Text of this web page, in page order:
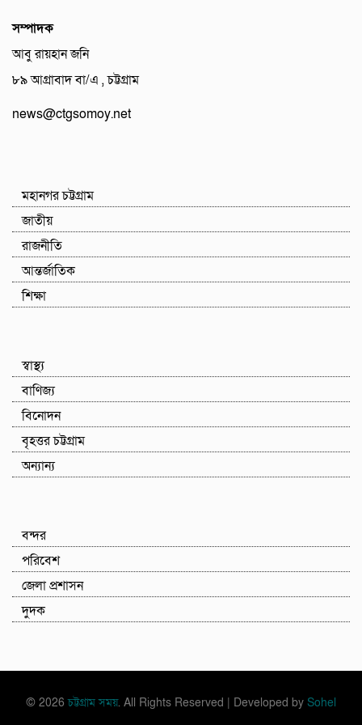
সম্পাদক
আবু রায়হান জনি
৮৯ আগ্রাবাদ বা/এ , চট্টগ্রাম
news@ctgsomoy.net
মহানগর চট্টগ্রাম
জাতীয়
রাজনীতি
আন্তর্জাতিক
শিক্ষা
স্বাস্থ্য
বাণিজ্য
বিনোদন
বৃহত্তর চট্টগ্রাম
অন্যান্য
বন্দর
পরিবেশ
জেলা প্রশাসন
দুদক
© 2026চট্টগ্রাম সময়. All Rights Reserved | Developed by Sohel